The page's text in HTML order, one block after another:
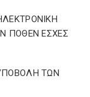
ΠΟΘΕΝ ΕΣΧΕΣ
ΤΩΝ